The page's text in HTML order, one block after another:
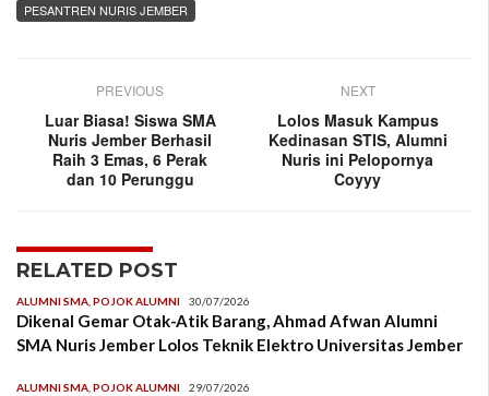
PESANTREN NURIS JEMBER
PREVIOUS
Luar Biasa! Siswa SMA
Nuris Jember Berhasil
Raih 3 Emas, 6 Perak
dan 10 Perunggu
NEXT
Lolos Masuk Kampus
Kedinasan STIS, Alumni
Nuris ini Pelopornya
Coyyy
RELATED POST
ALUMNI SMA POJOK ALUMNI 30/07/2026
Dikenal Gemar Otak-Atik Barang, Ahmad Afwan Alumni
SMA Nuris Jember Lolos Teknik Elektro Universitas Jember
ALUMNI SMA POJOK ALUMNI 29/07/2026